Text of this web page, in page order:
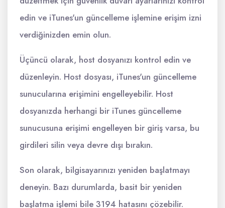
edin ve iTunes'un güncelleme işlemine erişim izni
verdiğinizden emin olun.
Üçüncü olarak, host dosyanızı kontrol edin ve
düzenleyin. Host dosyası, iTunes'un güncelleme
sunucularına erişimini engelleyebilir. Host
dosyanızda herhangi bir iTunes güncelleme
sunucusuna erişimi engelleyen bir giriş varsa, bu
girdileri silin veya devre dışı bırakın.
Son olarak, bilgisayarınızı yeniden başlatmayı
deneyin. Bazı durumlarda, basit bir yeniden
başlatma işlemi bile 3194 hatasını çözebilir.